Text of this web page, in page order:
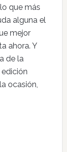
que más
alguna el
mejor
ahora. Y
de la
ocasión,